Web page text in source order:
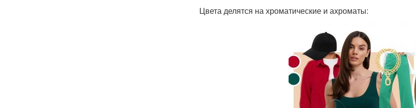
Цвета делятся на хроматические и ахроматы: